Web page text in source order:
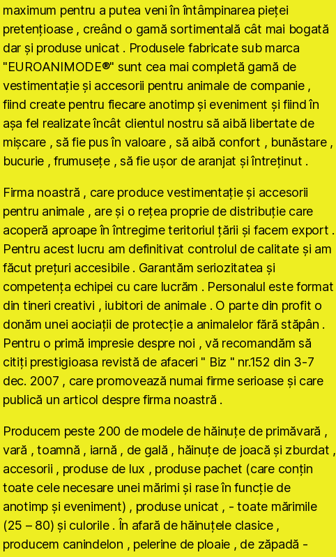
maximum pentru a putea veni în întâmpinarea pieţei
pretenţioase , creând o gamă sortimentală cât mai bogată
dar şi produse unicat . Produsele fabricate sub marca
"EUROANIMODE®" sunt cea mai completă gamă de
vestimentaţie şi accesorii pentru animale de companie ,
fiind create pentru fiecare anotimp şi eveniment şi fiind în
aşa fel realizate încât clientul nostru să aibă libertate de
mişcare , să fie pus în valoare , să aibă confort , bunăstare ,
bucurie , frumuseţe , să fie uşor de aranjat şi întreţinut .
Firma noastră , care produce vestimentaţie şi accesorii
pentru animale , are şi o reţea proprie de distribuţie care
acoperă aproape în întregime teritoriul ţării şi facem export .
Pentru acest lucru am definitivat controlul de calitate şi am
făcut preţuri accesibile . Garantăm seriozitatea şi
competenţa echipei cu care lucrăm . Personalul este format
din tineri creativi , iubitori de animale . O parte din profit o
donăm unei aociaţii de protecţie a animalelor fără stăpân .
Pentru o primă impresie despre noi , vă recomandăm să
citiţi prestigioasa revistă de afaceri " Biz " nr.152 din 3-7
dec. 2007 , care promovează numai firme serioase şi care
publică un articol despre firma noastră .
Producem peste 200 de modele de hăinuţe de primăvară ,
vară , toamnă , iarnă , de gală , hăinuţe de joacă şi zburdat ,
accesorii , produse de lux , produse pachet (care conţin
toate cele necesare unei mărimi şi rase în funcţie de
anotimp şi eveniment) , produse unicat , - toate mărimile
(25 – 80) şi culorile . În afară de hăinuţele clasice ,
producem canindelon , pelerine de ploaie , de zăpadă -